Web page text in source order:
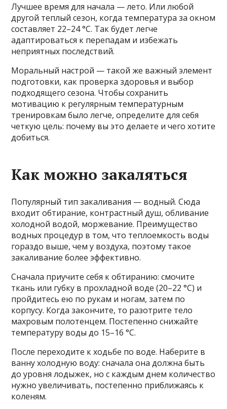
Лучшее время для начала — лето. Или любой
другой теплый сезон, когда температура за окном
составляет 22–24 °C. Так будет легче
адаптироваться к перепадам и избежать
неприятных последствий.
Моральный настрой — такой же важный элемент
подготовки, как проверка здоровья и выбор
подходящего сезона. Чтобы сохранить
мотивацию к регулярным температурным
тренировкам было легче, определите для себя
четкую цель: почему вы это делаете и чего хотите
добиться.
Как можно закаляться
Популярный тип закаливания — водный. Сюда
входит обтирание, контрастный душ, обливание
холодной водой, моржевание. Преимущество
водных процедур в том, что теплоемкость воды
гораздо выше, чем у воздуха, поэтому такое
закаливание более эффективно.
Сначала приучите себя к обтиранию: смочите
ткань или губку в прохладной воде (20–22 °C) и
пройдитесь ею по рукам и ногам, затем по
корпусу. Когда закончите, то разотрите тело
махровым полотенцем. Постепенно снижайте
температуру воды до 15–16 °C.
После переходите к ходьбе по воде. Наберите в
ванну холодную воду: сначала она должна быть
до уровня лодыжек, но с каждым днем количество
нужно увеличивать, постепенно приближаясь к
коленям.